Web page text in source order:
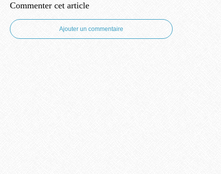
Commenter cet article
Ajouter un commentaire